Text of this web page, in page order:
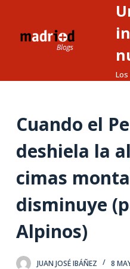
o
o
Cuando el
deshiela la
cimas
disminuye
Alpinos)
JUAN JOSÉ IBÁÑEZ 8